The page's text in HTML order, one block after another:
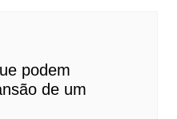
podem
de um